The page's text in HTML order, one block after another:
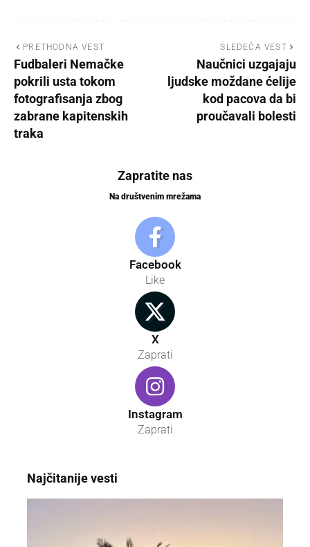
PRETHODNA VEST
Fudbaleri Nemačke
pokrili usta tokom
fotografisanja zbog
zabrane kapitenskih
traka
SLEDEĆA VEST
Naučnici uzgajaju
ljudske moždane ćelije
kod pacova da bi
proučavali bolesti
Zapratite nas
Na društvenim mrežama
Facebook
Like
X
Zaprati
Instagram
Zaprati
Najčitanije vesti